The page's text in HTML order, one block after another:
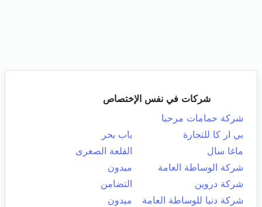
شركات في نفس الإختصاص
شركة حمامات مرحبا
بي ار كا للتجارة
باب بحر
ماغا سال
القلعة الصغرى
شركة الوساطة العامة
ميدون
شركة دروين
التضامن
شركة دنيا للوساطة العامة
ميدون